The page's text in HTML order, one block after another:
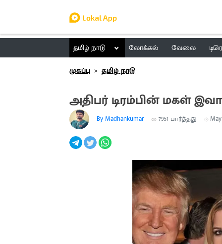
தமிழ் நாடு லோக்கல் வேலை
முகப்பு
தமிழ் நாடு
அதிபர் டிரம்பின் மகள்
By Madhankumar 7951 பார்த்தது